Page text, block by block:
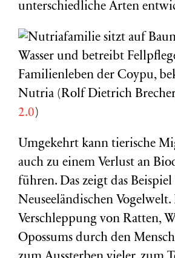
unterschiedliche Arten
Familienleben der Coypu,
Nutria (Rolf Dietrich
2.0)
Umgekehrt kann tierische
auch zu einem Verlust an
führen. Das zeigt das Beispiel
Neuseeländischen Vogelwelt.
Verschleppung von Ratten,
Opossums durch den